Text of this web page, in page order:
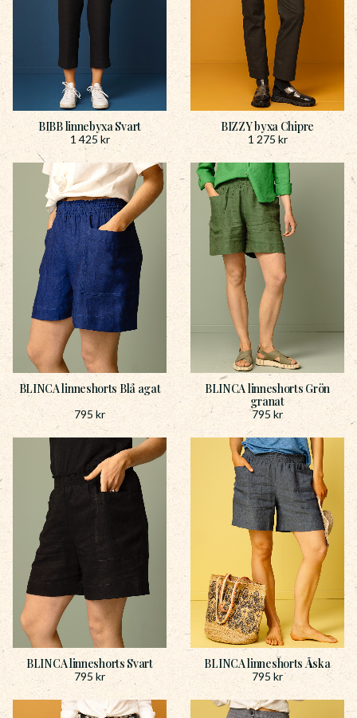
BIBB linnebyxa Svart
1 425 kr
BIZZY byxa Chipre
1 275 kr
BLINCA linneshorts Blå agat
795 kr
BLINCA linneshorts Grön
granat
795 kr
BLINCA linneshorts Svart
795 kr
BLINCA linneshorts Åska
795 kr